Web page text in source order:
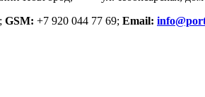
GSM: +7 920 044 77 69; Email: